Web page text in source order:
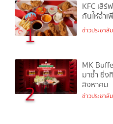
1
KFC เสิ
กันให้ฉ่ำ
ข่าวประชาสั
2
MK
มาซ้ำ ยิ่
สิงหาคม
ข่าวประชาสั